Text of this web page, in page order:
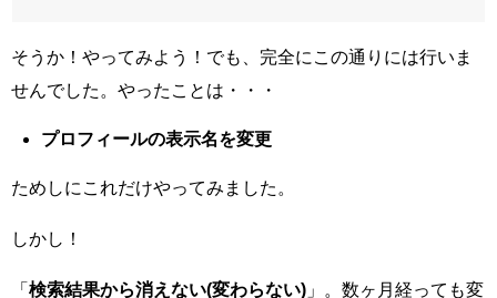
そうか！やってみよう！でも、完全にこの通りには行いま
せんでした。やったことは・・・
プロフィールの表示名を変更
ためしにこれだけやってみました。
しかし！
「 検索結果から消えない(変わらない) 」。数ヶ月経っても変